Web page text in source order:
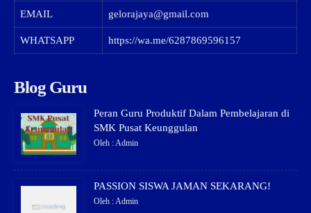
EMAIL gelorajaya@gmail.com
WHATSAPP https://wa.me/6287869596157
Blog Guru
Peran Guru Produktif Dalam Pembelajaran di
SMK Pusat Keunggulan
Oleh : Admin
PASSION SISWA JAMAN SEKARANG!
Oleh : Admin